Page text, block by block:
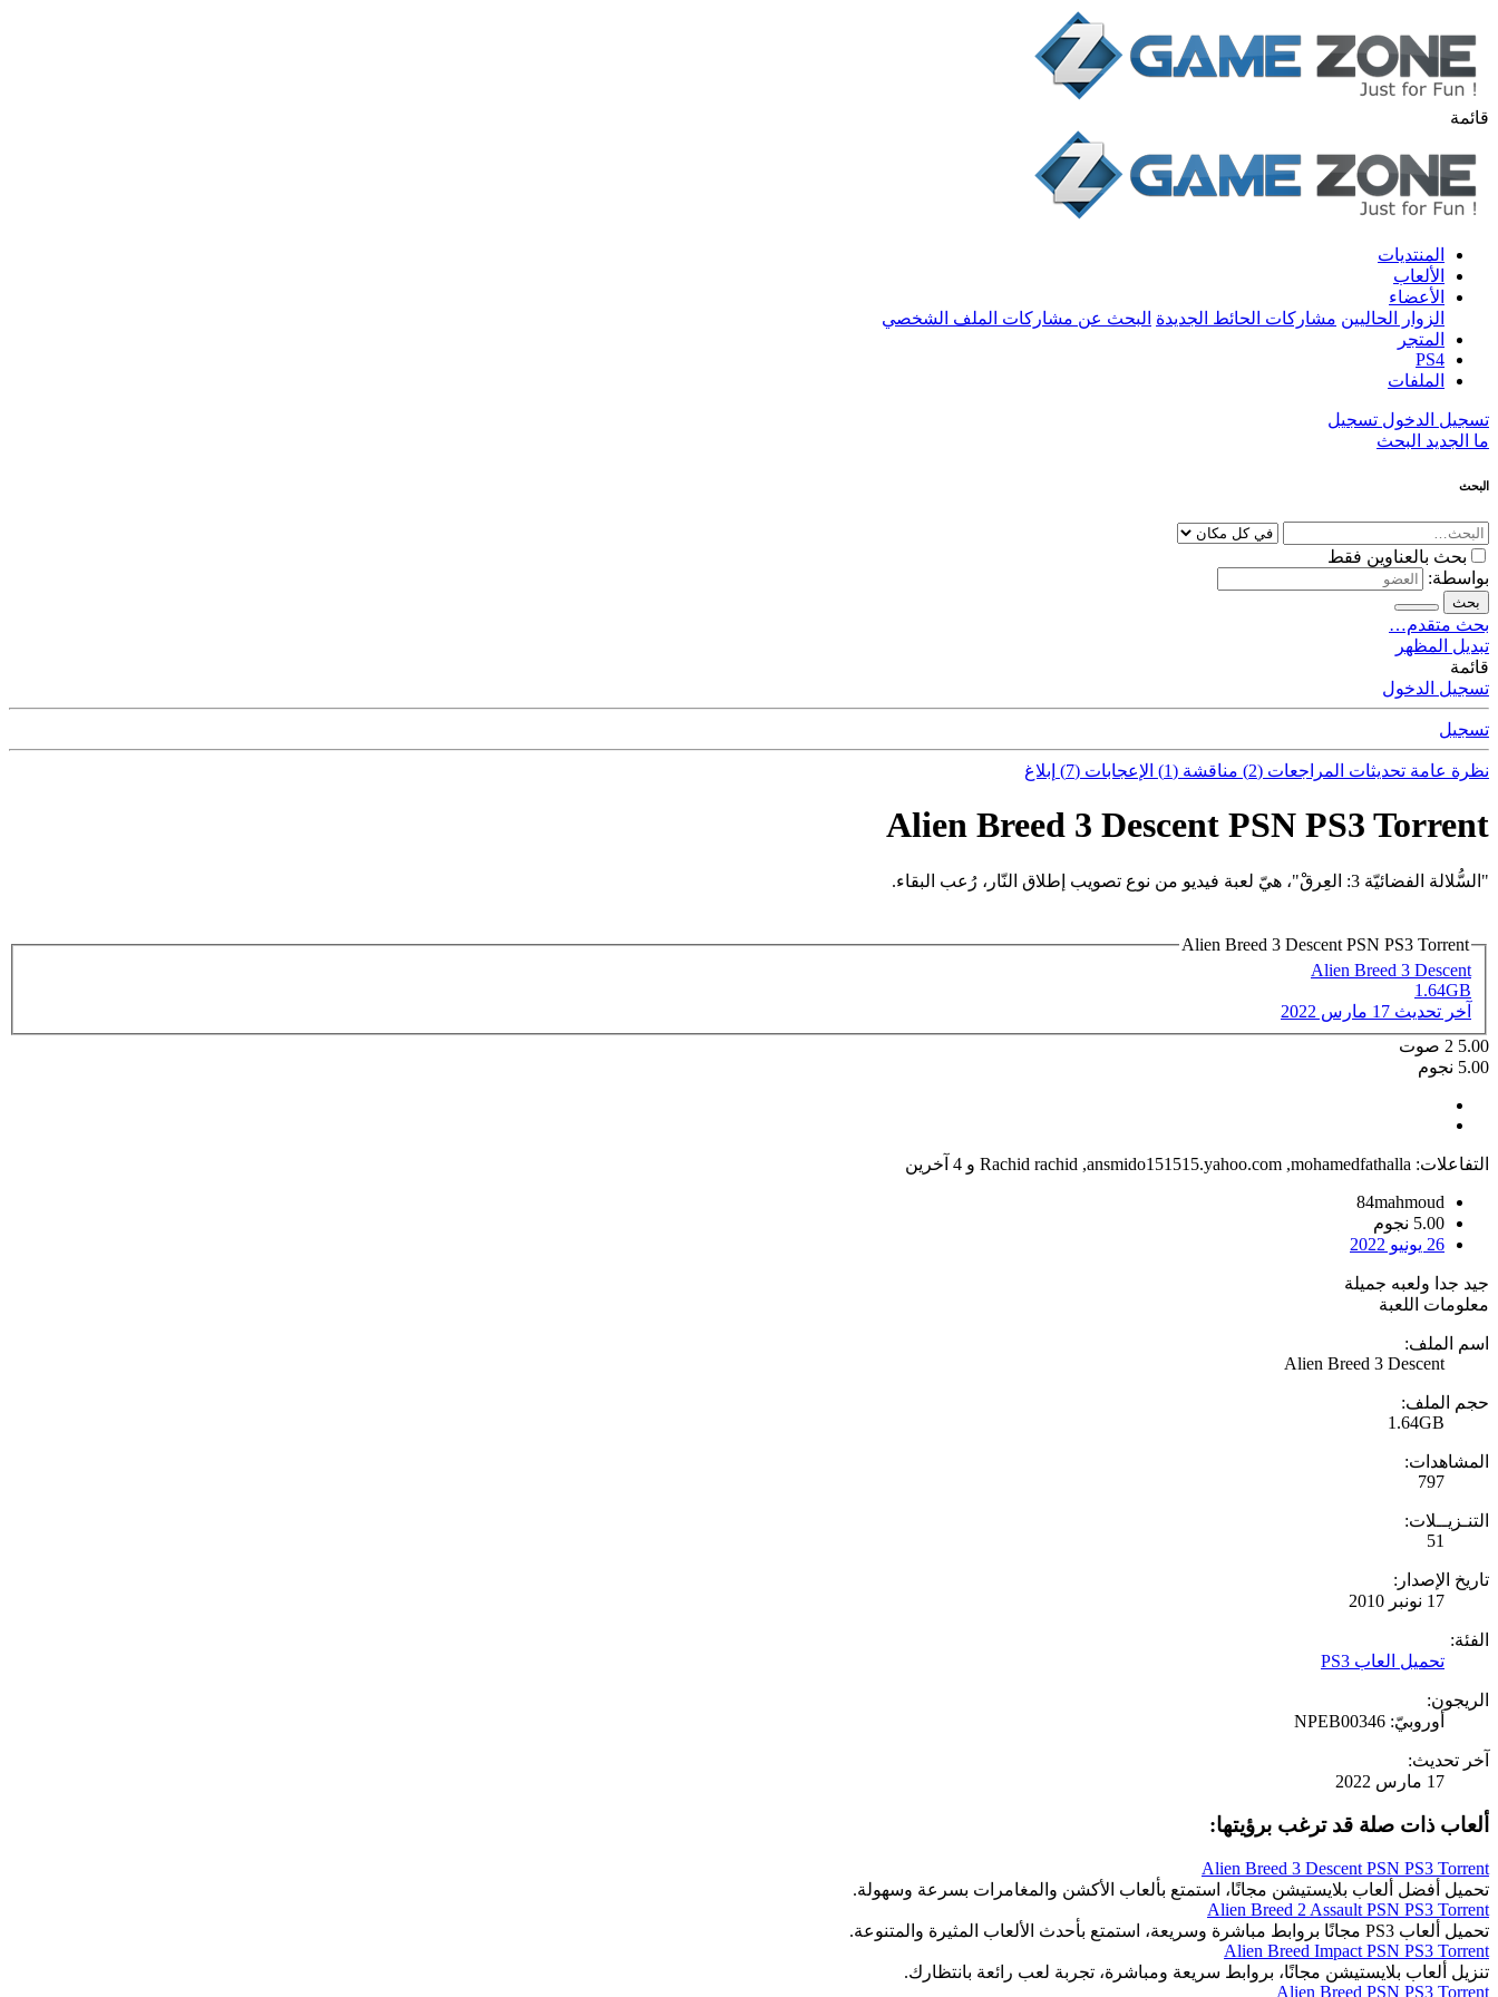
قائمة
المنتديات
الألعاب
الأعضاء
الزوار الحاليين مشاركات الحائط الجديدة البحث عن مشاركات الملف الشخصي
المتجر
PS4
الملفات
تسجيل الدخول تسجيل
ما الجديد البحث
البحث
بحث بالعناوين فقط
بواسطة:
بحث
بحث متقدم…
تبديل المظهر
قائمة
تسجيل الدخول
تسجيل
نظرة عامة تحديثات المراجعات (2) مناقشة (1) الإعجابات (7) إبلاغ
Alien Breed 3 Descent PSN PS3 Torrent
"السُّلالة الفضائيّة 3: العِرقْ"، هيّ لعبة فيديو من نوع تصويب إطلاق النّار، رُعب البقاء.
Alien Breed 3 Descent PSN PS3 Torrent
Alien Breed 3 Descent
1.64GB
آخر تحديث 17 مارس 2022
5.00
2 صوت
5.00 نجوم
التفاعلات: mohamedfathalla
,
ansmido151515.yahoo.com
,
Rachid rachid و 4 آخرين
84mahmoud
5.00 نجوم
26 يونيو 2022
جيد جدا ولعبه جميلة
معلومات اللعبة
اسم الملف:
Alien Breed 3 Descent
حجم الملف:
1.64GB
المشاهدات:
797
التنـزيــلات:
51
تاريخ الإصدار:
17 نونبر 2010
الفئة:
تحميل العاب PS3
الريجون:
أوروبيّ: NPEB00346
آخر تحديث:
17 مارس 2022
ألعاب ذات صلة قد ترغب برؤيتها:
Alien Breed 3 Descent PSN PS3 Torrent
تحميل أفضل ألعاب بلايستيشن مجانًا، استمتع بألعاب الأكشن والمغامرات بسرعة وسهولة.
Alien Breed 2 Assault PSN PS3 Torrent
تحميل ألعاب PS3 مجانًا بروابط مباشرة وسريعة، استمتع بأحدث الألعاب المثيرة والمتنوعة.
Alien Breed Impact PSN PS3 Torrent
تنزيل ألعاب بلايستيشن مجانًا، بروابط سريعة ومباشرة، تجربة لعب رائعة بانتظارك.
Alien Breed PSN PS3 Torrent